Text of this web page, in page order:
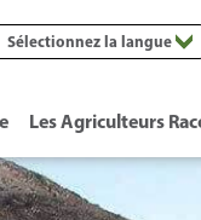
Les Agriculteurs
Sélectionnez la langue